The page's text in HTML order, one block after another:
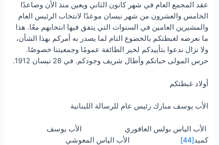
عقد المجمع العام في شهر كانون الثاني ويعين منذ الأن وصاعدًا
الخامس والعشرون من شهر نيسان موعدًا لانتخاب الرئيس العام
والمشيرين العامين في السنوات التي يتفق فيها انتخابهم معًا. هذا
ما نعرضه لغبطتكم بالخضوع التام لما يصدر به أمركم بهذا الشأن،
ولا نزال ندعوا بتأييدكم لخير الطائفة عمومًا وجمعيتنا خصوصًا.
حرس المولى حياتكم وأطال شريف وجودكم. في 28 نيسان 1912.
أولاد غبطتكم
الأب يوسف مبارك رئيس عام للرسالة اللبنانية
الأب الياس بولس العاقوري الأب يوسف
كميد[44] الأب الياس المعوشي